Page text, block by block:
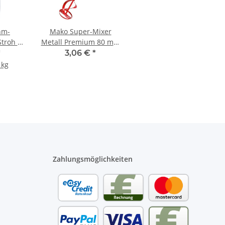
-
Mako Super-Mixer
Metall Premium 80 mm
- 1 Stück
3,06 € *
Zahlungsmöglichkeiten